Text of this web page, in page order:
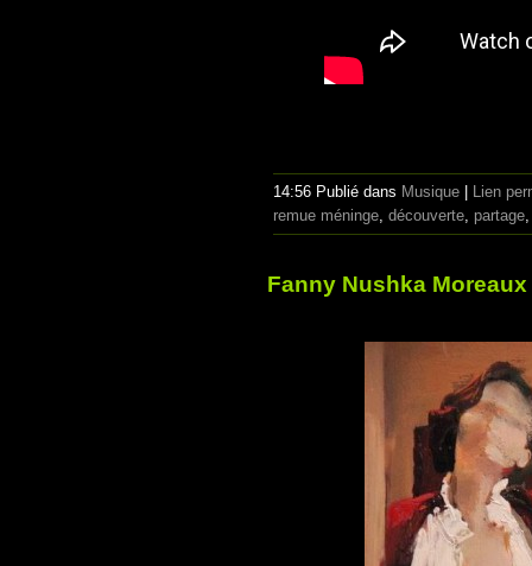
14:56 Publié dans Musique
Lien
remue méninge, découverte, partage
Fanny Nushka Moreaux